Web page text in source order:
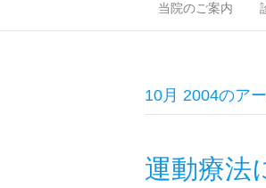
当院のご案内
10月 2004のア
運動療法